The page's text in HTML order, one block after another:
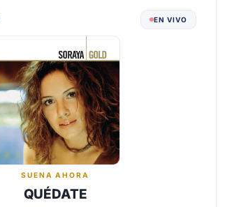
EN VIVO
SUENA AHORA
QUÉDATE